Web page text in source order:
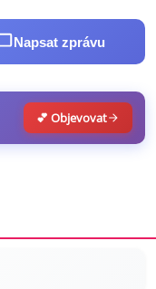
Napsat zprávu
💕 Objevovat